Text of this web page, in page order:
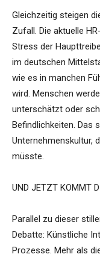
Gleichzeitig steigen
Zufall. Die aktuelle
Stress der
im deutschen
wie es in manchen
wird. Menschen
unterschätzt oder
Befindlichkeiten. Das
Unternehmenskultur,
müsste.
UND JETZT KOMMT
Parallel zu dieser
Debatte: Künstliche
Prozesse. Mehr als